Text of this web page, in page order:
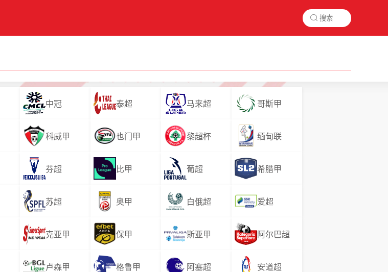

中冠 泰超 马来超 哥斯甲
科威甲 也门甲 黎超杯 缅甸联
芬超 比甲 葡超 希腊甲
苏超 奥甲 白俄超 爱超
克亚甲 保甲 斯亚甲 阿尔巴超
卢森甲 格鲁甲 阿塞超 安道超